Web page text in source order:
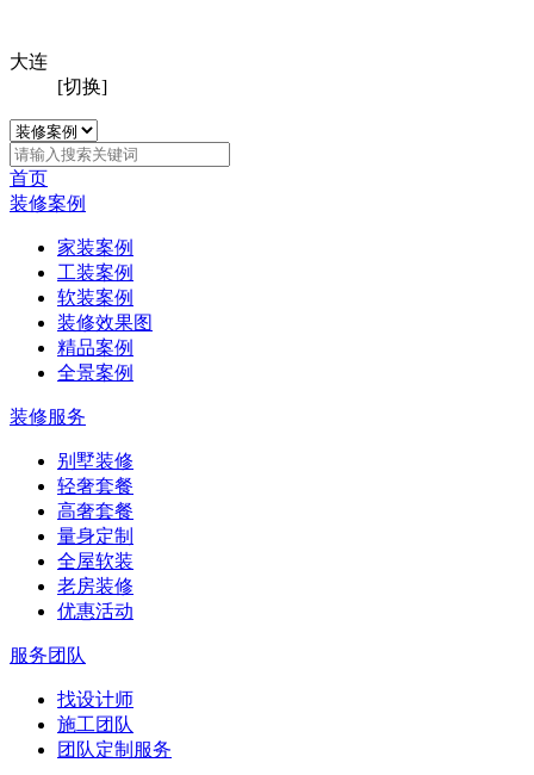
大连
[切换]
首页
装修案例
家装案例
工装案例
软装案例
装修效果图
精品案例
全景案例
装修服务
别墅装修
轻奢套餐
高奢套餐
量身定制
全屋软装
老房装修
优惠活动
服务团队
找设计师
施工团队
团队定制服务